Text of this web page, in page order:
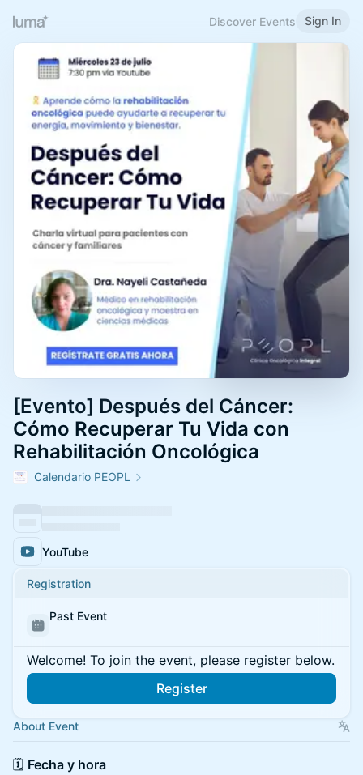
Discover Events Sign In
[Evento] Después del Cáncer:
Cómo Recuperar Tu Vida con
Rehabilitación Oncológica
Calendario PEOPL
YouTube
Registration
Past Event
Welcome! To join the event, please register below.
Register
About Event
🗓️ Fecha y hora